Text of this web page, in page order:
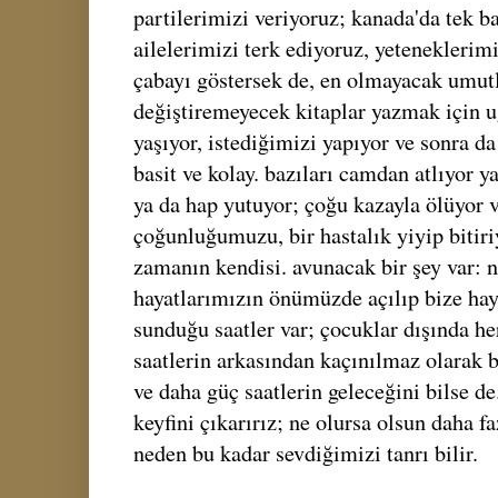
partilerimizi veriyoruz; kanada'da tek
ailelerimizi terk ediyoruz,
çabayı göstersek de, en olmayacak
değiştiremeyecek kitaplar yazmak için
yaşıyor, istediğimizi yapıyor ve sonra
basit ve kolay. bazıları camdan atlıyor
ya da hap yutuyor; çoğu kazayla ölüyor
çoğunluğumuzu, bir hastalık yiyip
zamanın kendisi. avunacak bir şey var:
hayatlarımızın önümüzde açılıp bize
sunduğu saatler var; çocuklar dışında
saatlerin arkasından kaçınılmaz olarak
ve daha güç saatlerin geleceğini bilse
keyfini çıkarırız; ne olursa olsun daha
neden bu kadar sevdiğimizi tanrı bilir.